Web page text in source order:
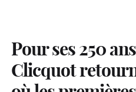
Pour ses 250
Clicquot